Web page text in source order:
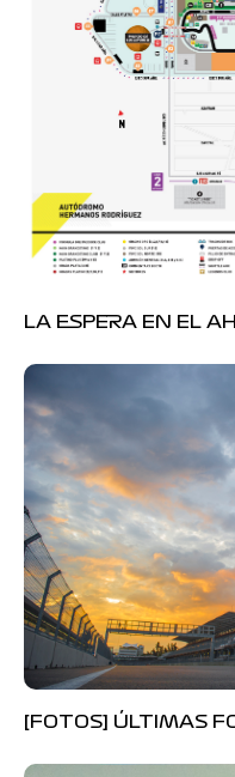
LA ESPERA EN EL
[FOTOS] ÚLTIMAS